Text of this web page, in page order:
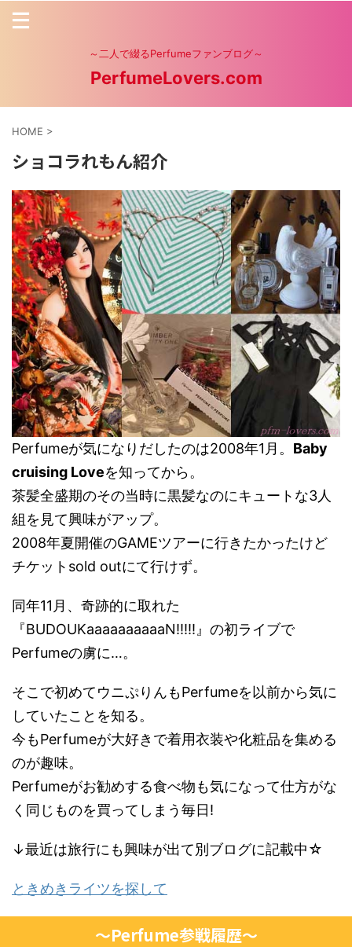
～二人で綴るPerfumeファンブログ～
PerfumeLovers.com
HOME >
ショコラれもん紹介
Perfumeが気になりだしたのは2008年1月。 Baby
cruising Loveを知ってから。
茶髪全盛期のその当時に黒髪なのにキュートな3人
組を見て興味がアップ。
2008年夏開催のGAMEツアーに行きたかったけど
チケットsold outにて行けず。
同年11月、奇跡的に取れた
『BUDOUKaaaaaaaaaaN!!!!!』の初ライブで
Perfumeの虜に…。
そこで初めてウニぷりんもPerfumeを以前から気に
していたことを知る。
今もPerfumeが大好きで着用衣装や化粧品を集める
のが趣味。
Perfumeがお勧めする食べ物も気になって仕方がな
く同じものを買ってしまう毎日!
↓最近は旅行にも興味が出て別ブログに記載中☆
ときめきライツを探して
～Perfume参戦履歴～